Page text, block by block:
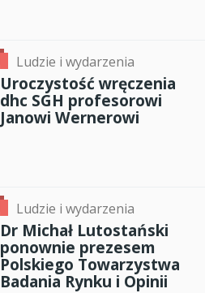
Ludzie i wydarzenia
Uroczystość wręczenia
dhc SGH profesorowi
Janowi Wernerowi
Ludzie i wydarzenia
Dr Michał Lutostański
ponownie prezesem
Polskiego Towarzystwa
Badania Rynku i Opinii